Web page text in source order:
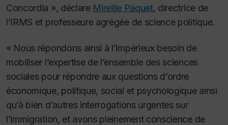
Concordia », déclare Mireille Paquet, directrice de
l’IRMS et professeure agrégée de science politique.
« Nous répondons ainsi à l’impérieux besoin de
mobiliser l’expertise de l’ensemble des sciences
sociales pour répondre aux questions d’ordre
économique, politique, social et psychologique ainsi
qu’à bien d’autres interrogations urgentes sur
l’immigration, et avons pleinement conscience de